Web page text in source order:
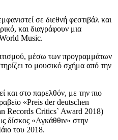
σε διεθνή φεστιβάλ και
και διαγράφουν μια
World Music.
μέσω των προγραμμάτων
το μουσικό σχήμα από την
και στο παρελθόν, με την πιο
«Preis der deutschen
Records Critics` Award 2018)
δίσκος «Αγκάθθιν» στην
του 2018.